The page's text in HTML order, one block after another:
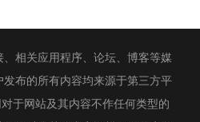
相关应用程序、论坛、博客等媒
布的所有内容均来源于第三方平
于网站及其内容不作任何类型的